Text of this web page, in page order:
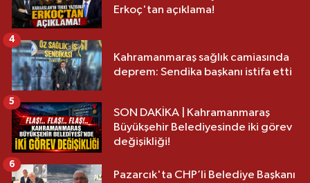
Erkoç'tan açıklama!
Kahramanmaraş sağlık camiasında
deprem: Sendika başkanı istifa etti
4
SON DAKİKA | Kahramanmaraş
Büyükşehir Belediyesinde iki görev
değişikliği!
5
Pazarcık'ta CHP’li Belediye Başkanı
6